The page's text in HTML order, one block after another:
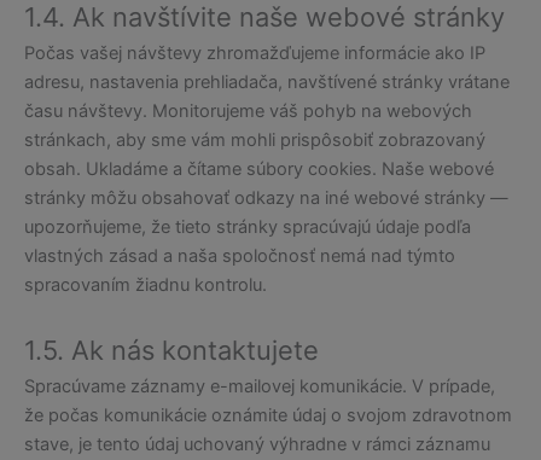
1.4. Ak navštívite naše webové stránky
Počas vašej návštevy zhromažďujeme informácie ako IP
adresu, nastavenia prehliadača, navštívené stránky vrátane
času návštevy. Monitorujeme váš pohyb na webových
stránkach, aby sme vám mohli prispôsobiť zobrazovaný
obsah. Ukladáme a čítame súbory cookies. Naše webové
stránky môžu obsahovať odkazy na iné webové stránky —
upozorňujeme, že tieto stránky spracúvajú údaje podľa
vlastných zásad a naša spoločnosť nemá nad týmto
spracovaním žiadnu kontrolu.
1.5. Ak nás kontaktujete
Spracúvame záznamy e-mailovej komunikácie. V prípade,
že počas komunikácie oznámite údaj o svojom zdravotnom
stave, je tento údaj uchovaný výhradne v rámci záznamu